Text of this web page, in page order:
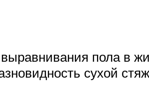
пола в
сухой